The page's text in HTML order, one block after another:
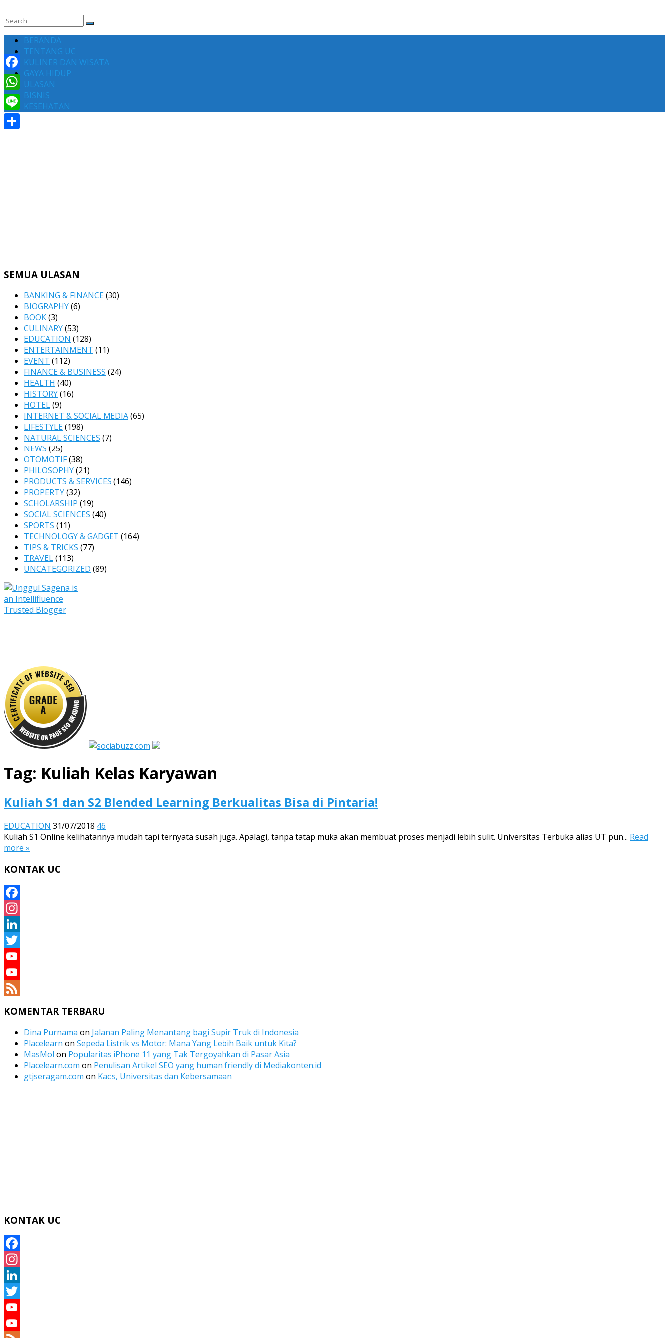
BERANDA
TENTANG UC
KULINER DAN WISATA
GAYA HIDUP
ULASAN
BISNIS
KESEHATAN
SEMUA ULASAN
BANKING & FINANCE(30)
BIOGRAPHY(6)
BOOK(3)
CULINARY(53)
EDUCATION (128)
ENTERTAINMENT (11)
EVENT (112)
FINANCE & BUSINESS (24)
HEALTH (40)
HISTORY(16)
HOTEL(9)
INTERNET & SOCIAL MEDIA(65)
LIFESTYLE(198)
NATURAL SCIENCES (7)
NEWS (25)
OTOMOTIF(38)
PHILOSOPHY(21)
PRODUCTS & SERVICES (146)
PROPERTY(32)
SCHOLARSHIP (19)
SOCIAL SCIENCES (40)
SPORTS (11)
TECHNOLOGY & GADGET (164)
TIPS & TRICKS (77)
TRAVEL(113)
UNCATEGORIZED (89)
Tag: Kuliah Kelas Karyawan
Kuliah S1 dan S2 Blended Learning Berkualitas Bisa di Pintaria!
EDUCATION 31/07/2018 46
Kuliah S1 Online kelihatannya mudah tapi ternyata susah juga. Apalagi, tanpa tatap muka akan membuat proses menjadi lebih sulit. Universitas Terbuka alias UT pun... Read
more »
KONTAK UC
Facebook
Instagram
LinkedIn
Twitter
YouTube
YouTube
KOMENTAR TERBARU
Dina Purnama on Jalanan Paling Menantang bagi Supir Truk di Indonesia
Placelearn on Sepeda Listrik vs Motor: Mana Yang Lebih Baik untuk Kita?
MasMol on Popularitas iPhone 11 yang Tak Tergoyahkan di Pasar Asia
Placelearn.com on Penulisan Artikel SEO yang human friendly di Mediakonten.id
gtjseragam.com on Kaos, Universitas dan Kebersamaan
KONTAK UC
Facebook
Instagram
LinkedIn
Twitter
YouTube
Facebook
WhatsApp
Line